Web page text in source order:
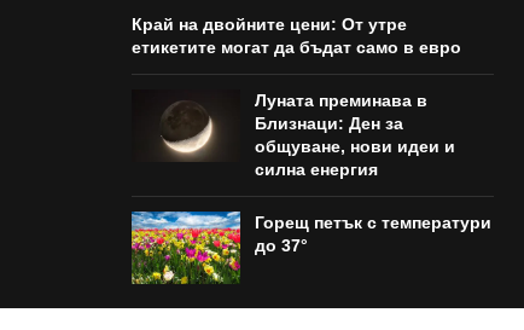
Край на двойните цени: От утре
етикетите могат да бъдат само в евро
Луната преминава в
Близнаци: Ден за
общуване, нови идеи и
силна енергия
Горещ петък с температури
до 37°